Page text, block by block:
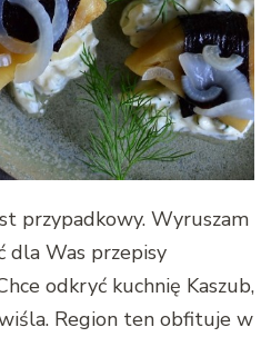
przypadkowy. Wyruszam
dla Was przepisy
odkryć kuchnię Kaszub,
Region ten obfituje w